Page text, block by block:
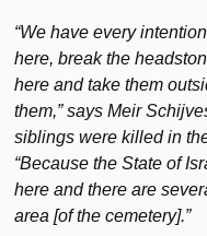
“We have every
here, break the
here and take them
them,” says Meir
siblings were killed in
“Because the State of
here and there are
area [of the cemetery].”